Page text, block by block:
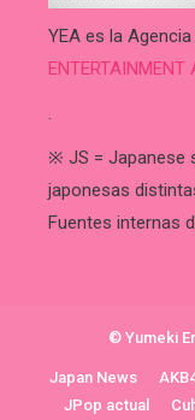
YEA es la
ENTERTAINMENT
.
※ JS = Japanese
japonesas
Fuentes internas
© Yumeki
Japan News
JPop actual